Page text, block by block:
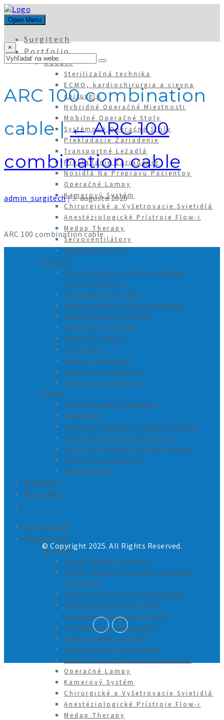
Open Menu
Surgitech
Portfolio
Maquet
Sterilizačná technika
ECMO, kardiochirurgia a cievna
chirurgia
Hybridné Operačné Miestnosti
Mobilné Operačné Stoly
Systémové Operačné Stoly
Prekladacie Zariadenie
Transportné Ležadlá
Prekladacie Zariadenie
Nosidlá Na Prepravu Pacientov
Operačné Lampy
Kamerový Systém
Chirurgické a Vyšetrovacie Svietidlá
Anestéziologické Prístroje Flow-i
Medap Therapy
Servoventilátory
Stropné Statívy
BBraun
Chirurgické nástroje a správa
inštrumentária
Endoskopické veže
Elektrochirurgické zariadenia
Kontajnerové systémy
Motorové systémy
Neurochirurgia
Ortopédia
Infúzna technika
Dialyzačný monitor
Steris Corporation
Bowa
Electrosurgery systems
LIGATION
LOTUS ultrasonic scalpel system
Electrosurgery accessories
ARC PLUS argon plasma surgery
Smoke management
Morcellation
Novinky
Kontakt
Surgitech
Portfolio
Maquet
Sterilizačná technika
ECMO, kardiochirurgia a cievna
chirurgia
Hybridné Operačné Miestnosti
Mobilné Operačné Stoly
Systémové Operačné Stoly
Prekladacie Zariadenie
Transportné Ležadlá
Prekladacie Zariadenie
Nosidlá Na Prepravu Pacientov
Operačné Lampy
Kamerový Systém
Chirurgické a Vyšetrovacie Svietidlá
Anestéziologické Prístroje Flow-i
Medap Therapy
×
ARC 100 combination
cable| ←ARC 100
combination cable
admin_surgitech|3. augusta 2020
ARC 100 combination cable
© Copyright 2025. All Rights Reserved.